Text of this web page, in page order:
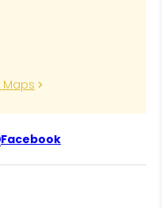
Facebook